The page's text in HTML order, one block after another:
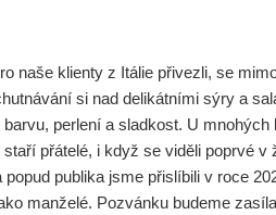
naše klienty z Itálie přivezli, se
si nad delikátními sýry a
perlení a sladkost. U
přátelé, i když se viděli poprvé v
publika jsme přislíbili v roce
manželé. Pozvánku budeme